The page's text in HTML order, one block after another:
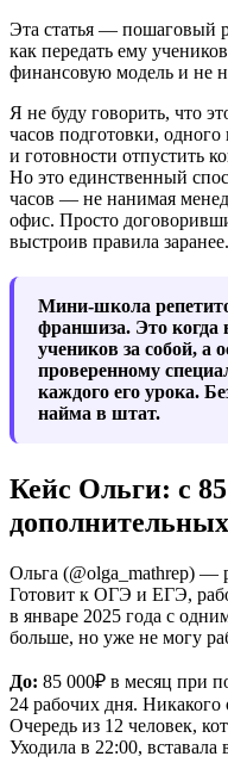
Эта статья — пошаговый
как передать ему
финансовую модель и не
Я не буду говорить, что
часов подготовки, одного
и готовности отпустить
Но это единственный
часов — не нанимая
офис. Просто
выстроив правила заранее.
Мини-школа
франшиза. Это когда
учеников за собой, а
проверенному
каждого его урока.
найма в штат.
Кейс Ольги: с 85
Ольга (@olga_mathrep) —
Готовит к ОГЭ и ЕГЭ,
в январе 2025 года с
больше, но уже не могу
До: 85 000₽ в месяц при
24 рабочих дня.
Очередь из 12 человек,
Уходила в 22:00, вставала